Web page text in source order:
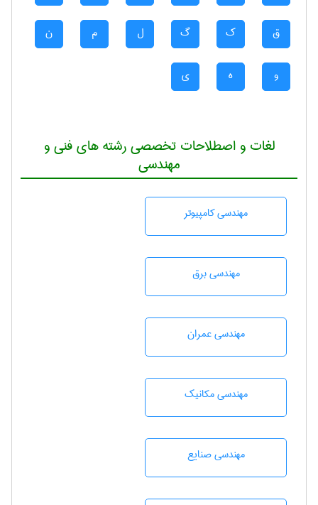
ق ک گ ل م ن
و ه ی
لغات و اصطلاحات تخصصی رشته های فنی و
مهندسی
مهندسی كامپيوتر
مهندسی برق
مهندسی عمران
مهندسی مکانیک
مهندسی صنايع